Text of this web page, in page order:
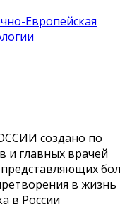
создано по
и главных врачей
в жизнь
в России